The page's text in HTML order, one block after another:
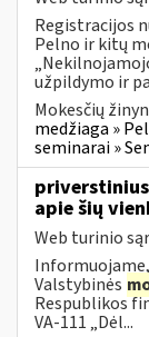
Registracijos
Pelno ir kitų
užpildymo ir
Mokesčių
medžiaga »
seminarai »
apie šių
Web turinio
Valstybinės
Respublikos
VA-111 „Dėl...